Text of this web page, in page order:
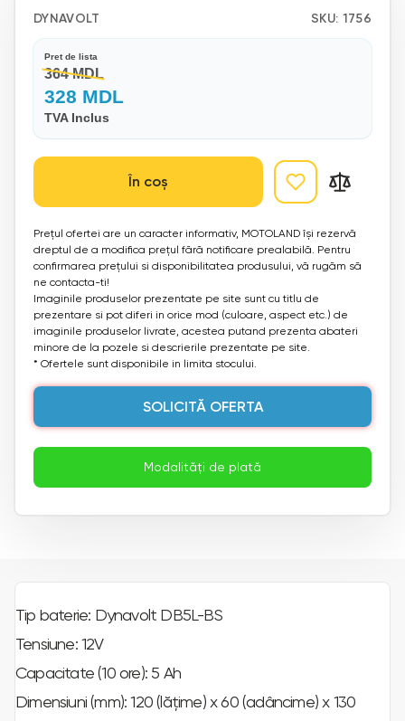
DYNAVOLT SKU: 1756
Pret de lista
364 MDL
328 MDL
TVA Inclus
În coș
Prețul ofertei are un caracter informativ, MOTOLAND își rezervă
dreptul de a modifica prețul fără notificare prealabilă. Pentru
confirmarea prețului si disponibilitatea produsului, vă rugăm să
ne contacta-ti!
Imaginile produselor prezentate pe site sunt cu titlu de
prezentare si pot diferi in orice mod (culoare, aspect etc.) de
imaginile produselor livrate, acestea putand prezenta abateri
minore de la pozele si descrierile prezentate pe site.
* Ofertele sunt disponibile in limita stocului.
SOLICITĂ OFERTA
Modalități de plată
Tip baterie: Dynavolt DB5L-BS
Tensiune: 12V
Capacitate (10 ore): 5 Ah
Dimensiuni (mm): 120 (lățime) x 60 (adâncime) x 130